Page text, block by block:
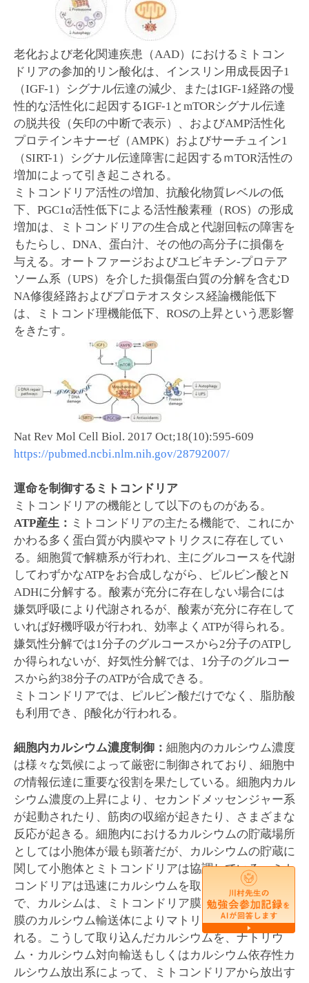
老化および老化関連疾患（AAD）におけるミトコン
ドリアの参加的リン酸化は、インスリン用成長因子1
（IGF-1）シグナル伝達の減少、またはIGF-1経路の慢
性的な活性化に起因するIGF-1とmTORシグナル伝達
の脱共役（矢印の中断で表示）、およびAMP活性化
プロテインキナーゼ（AMPK）およびサーチュイン1
（SIRT-1）シグナル伝達障害に起因するｍTOR活性の
増加によって引き起こされる。
ミトコンドリア活性の増加、抗酸化物質レベルの低
下、PGC1α活性低下による活性酸素種（ROS）の形成
増加は、ミトコンドリアの生合成と代謝回転の障害を
もたらし、DNA、蛋白汁、その他の高分子に損傷を
与える。オートファージおよびユビキチン-プロテア
ソーム系（UPS）を介した損傷蛋白質の分解を含むD
NA修復経路およびプロテオスタシス経論機能低下
は、ミトコンド理機能低下、ROSの上昇という悪影響
をきたす。
Nat Rev Mol Cell Biol. 2017 Oct;18(10):595-609
https://pubmed.ncbi.nlm.nih.gov/28792007/
運命を制御するミトコンドリア
ミトコンドリアの機能として以下のものがある。
ATP産生： ミトコンドリアの主たる機能で、これにか
かわる多く蛋白質が内膜やマトリクスに存在してい
る。細胞質で解糖系が行われ、主にグルコースを代謝
してわずかなATPをお合成しながら、ピルビン酸とN
ADHに分解する。酸素が充分に存在しない場合には
嫌気呼吸により代謝されるが、酸素が充分に存在して
いれば好機呼吸が行われ、効率よくATPが得られる。
嫌気性分解では1分子のグルコースから2分子のATPし
か得られないが、好気性分解では、1分子のグルコー
スから約38分子のATPが合成できる。
ミトコンドリアでは、ピルビン酸だけでなく、脂肪酸
も利用でき、β酸化が行われる。
細胞内カルシウム濃度制御： 細胞内のカルシウム濃度
は様々な気候によって厳密に制御されており、細胞中
の情報伝達に重要な役割を果たしている。細胞内カル
シウム濃度の上昇により、セカンドメッセンジャー系
が起動されたり、筋肉の収縮が起きたり、さまざまな
反応が起きる。細胞内におけるカルシウムの貯蔵場所
としては小胞体が最も顕著だが、カルシウムの貯蔵に
関して小胞体とミトコンドリアは協調している。ミト
コンドリアは迅速にカルシウムを取り込むことが可能
で、カルシムは、ミトコンドリア膜電位に依存して内
膜のカルシウム輸送体によりマトリクスへと取り込ま
れる。こうして取り込んだカルシウムを、ナトリウ
ム・カルシウム対向輸送もしくはカルシウム依存性カ
ルシウム放出系によって、ミトコンドリアから放出す